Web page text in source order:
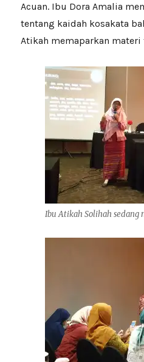
Acuan. Ibu Dora Amalia
tentang kaidah kosakata
Atikah memaparkan
Ibu Atikah Solihah sedang